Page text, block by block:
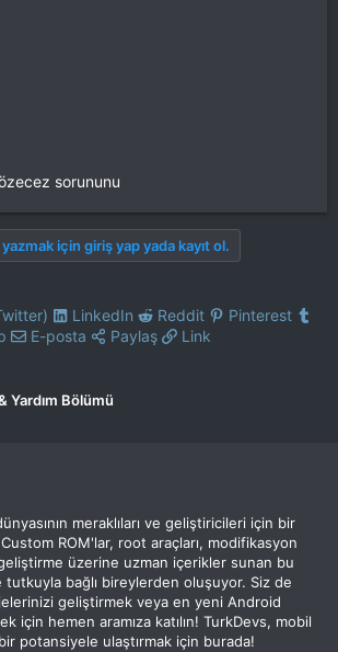
sorununu
için giriş yap yada kayıt ol.
LinkedIn Reddit
Pinterest
E-posta Paylaş Link
Yardım Bölümü
meraklıları ve geliştiricileri için bir
ROM'lar, root araçları, modifikasyon
üzerine uzman içerikler sunan bu
bağlı bireylerden oluşuyor. Siz de
geliştirmek veya en yeni Android
için hemen aramıza katılın! TurkDevs, mobil
bir potansiyele ulaştırmak için burada!